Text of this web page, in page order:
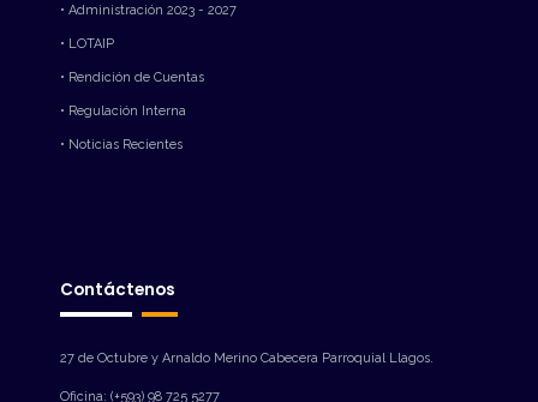
• Administración 2023 - 2027
• LOTAIP
• Rendición de Cuentas
• Regulación Interna
• Noticias Recientes
Contáctenos
27 de Octubre y Arnaldo Merino Cabecera Parroquial Llagos.
Oficina: (+593) 98 725 5277